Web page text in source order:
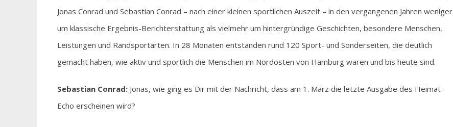
Jonas Conrad und Sebastian Conrad – nach einer kleinen sportlichen Auszeit – in den vergangenen Jahren weniger
um klassische Ergebnis-Berichterstattung als vielmehr um hintergründige Geschichten, besondere Menschen,
Leistungen und Randsportarten. In 28 Monaten entstanden rund 120 Sport- und Sonderseiten, die deutlich
gemacht haben, wie aktiv und sportlich die Menschen im Nordosten von Hamburg waren und bis heute sind.
Sebastian Conrad: Jonas, wie ging es Dir mit der Nachricht, dass am 1. März die letzte Ausgabe des Heimat-
Echo erscheinen wird?